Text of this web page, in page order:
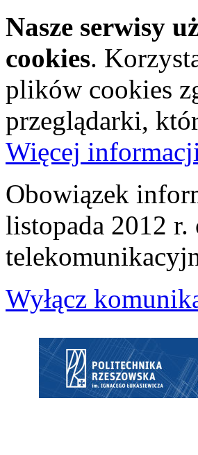
Nasze serwisy
cookies.
plików cookies
przeglądarki,
Więcej
Obowiązek
listopada 2012
Wyłącz